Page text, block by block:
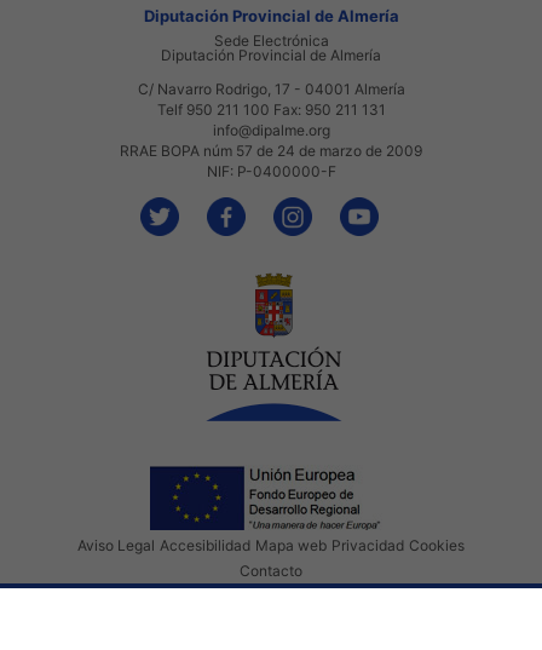
Diputación Provincial de Almería
Sede Electrónica
Diputación Provincial de Almería
C/ Navarro Rodrigo, 17 - 04001 Almería
Telf 950 211 100 Fax: 950 211 131
info@dipalme.org
RRAE BOPA núm 57 de 24 de marzo de 2009
NIF: P-0400000-F
Aviso Legal Accesibilidad Mapa web Privacidad Cookies
Contacto